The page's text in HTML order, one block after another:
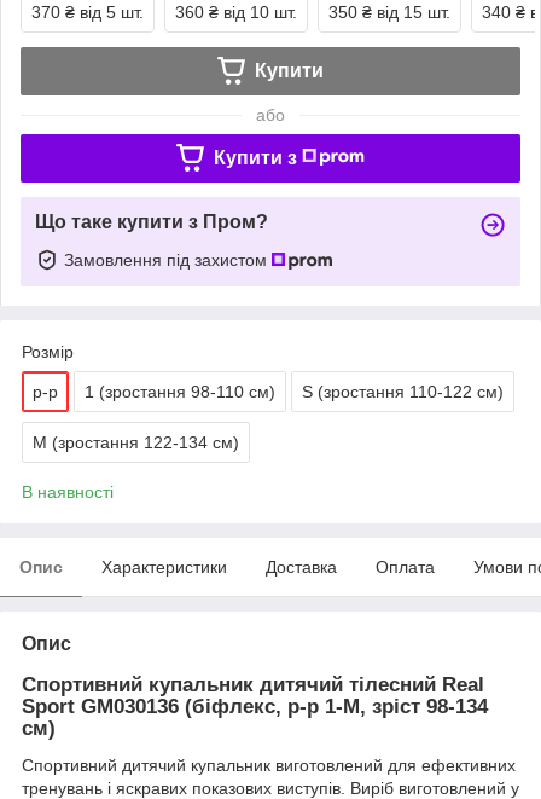
370 ₴ від 5 шт. 360 ₴ від 10 шт. 350 ₴ від 15 шт. 340 ₴
Купити
або
Купити з
Що таке купити з Пром?
Замовлення під захистом
Розмір
р-р 1 (зростання 98-110 см) S (зростання 110-122 см)
М (зростання 122-134 см)
В наявності
Опис Характеристики Доставка Оплата Умови
Опис
Спортивний купальник дитячий тілесний Real
Sport GM030136 (біфлекс, р-р 1-M, зріст 98-134
см)
Спортивний дитячий купальник виготовлений для ефективних
тренувань і яскравих показових виступів. Виріб виготовлений у